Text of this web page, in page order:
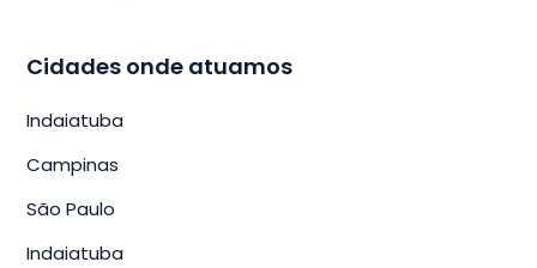
Cidades onde atuamos
Indaiatuba
Campinas
São Paulo
Indaiatuba